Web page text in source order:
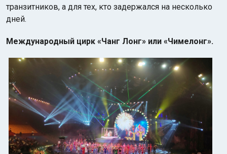
транзитников, а для тех, кто задержался на несколько
дней.
Международный цирк «Чанг Лонг» или «Чимелонг».